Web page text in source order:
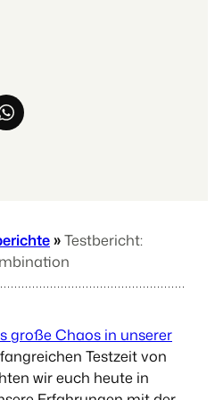
»Testbericht:
große Chaos in unserer
Testzeit von
wir euch heute in